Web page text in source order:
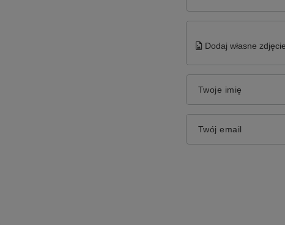
Dodaj własne
Twoje imię
Twój email